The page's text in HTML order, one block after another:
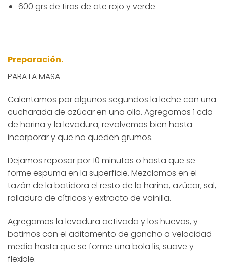
600 grs de tiras de ate rojo y verde
Preparación.
PARA LA MASA
Calentamos por algunos segundos la leche con una
cucharada de azúcar en una olla. Agregamos 1 cda
de harina y la levadura; revolvemos bien hasta
incorporar y que no queden grumos.
Dejamos reposar por 10 minutos o hasta que se
forme espuma en la superficie. Mezclamos en el
tazón de la batidora el resto de la harina, azúcar, sal,
ralladura de cítricos y extracto de vainilla.
Agregamos la levadura activada y los huevos, y
batimos con el aditamento de gancho a velocidad
media hasta que se forme una bola lis, suave y
flexible.